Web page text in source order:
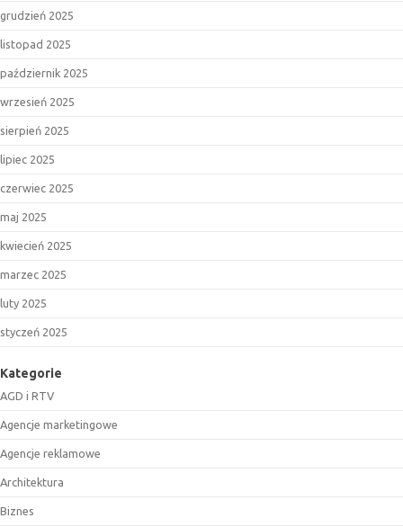
grudzień 2025
listopad 2025
październik 2025
wrzesień 2025
sierpień 2025
lipiec 2025
czerwiec 2025
maj 2025
kwiecień 2025
marzec 2025
luty 2025
styczeń 2025
Kategorie
AGD i RTV
Agencje marketingowe
Agencje reklamowe
Architektura
Biznes